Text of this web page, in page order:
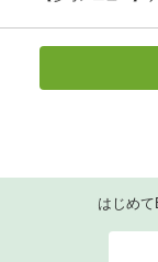
はじめ